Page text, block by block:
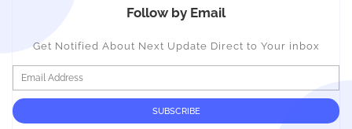
Follow by Email
Get Notified About Next Update Direct to Your inbox